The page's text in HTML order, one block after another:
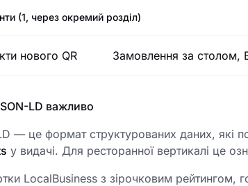
(1, через окремий розділ)
нового QR Замовлення за столом,
LD важливо
— це формат структурованих даних, які
у видачі. Для ресторанної вертикалі це
LocalBusiness з зірочковим